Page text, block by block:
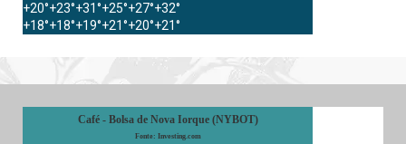
+20°+23°+31°+25°+27°+32°
+18°+18°+19°+21°+20°+21°
Café - Bolsa de Nova Iorque (NYBOT)
Fonte: Investing.com